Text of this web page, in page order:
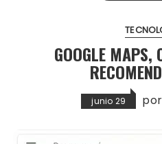
GOOGLE MAPS,
junio 29 por